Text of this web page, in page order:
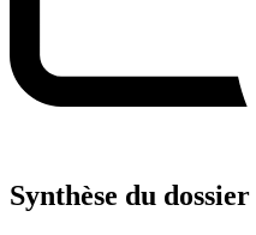
Synthèse du